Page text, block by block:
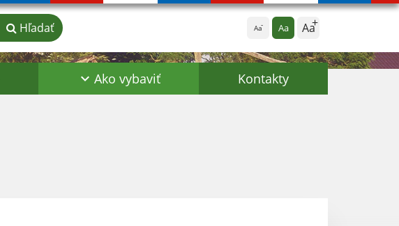
Aa Aa Aa
Hľadať
Ako vybaviť Kontakty